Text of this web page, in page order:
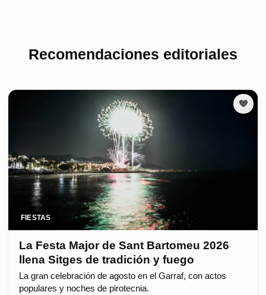
Recomendaciones editoriales
FIESTAS
La Festa Major de Sant Bartomeu 2026
llena Sitges de tradición y fuego
La gran celebración de agosto en el Garraf, con actos
populares y noches de pirotecnia.